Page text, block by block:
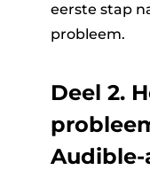
eerste stap
probleem.
Deel 2.